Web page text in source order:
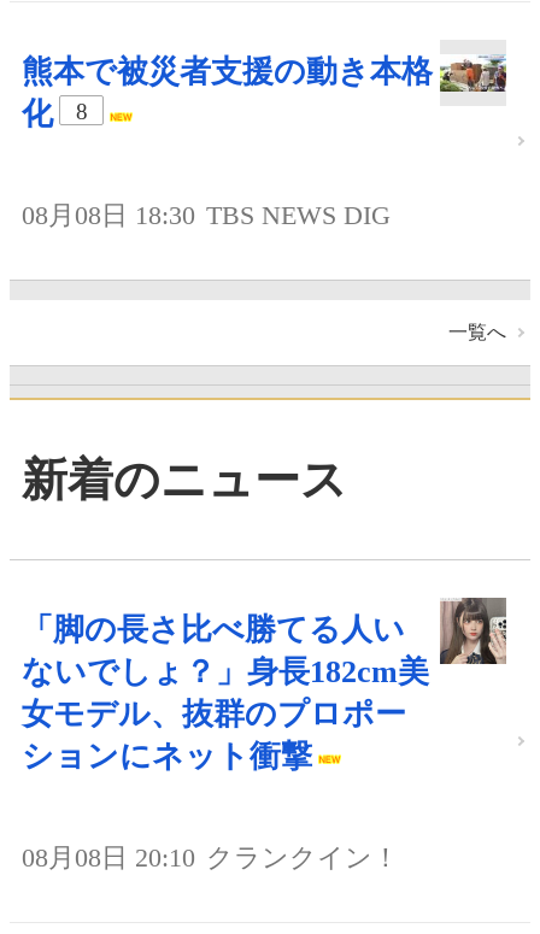
熊本で被災者支援の動き本格
化
8
08月08日 18:30 TBS NEWS DIG
一覧へ
新着のニュース
「脚の長さ比べ勝てる人い
ないでしょ？」身長182cm美
女モデル、抜群のプロポー
ションにネット衝撃
08月08日 20:10 クランクイン！